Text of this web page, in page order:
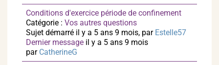
Conditions d'exercice période de confinement
Catégorie : Vos autres questions
Sujet démarré il y a 5 ans 9 mois, par Estelle57
Dernier message il y a 5 ans 9 mois
par CatherineG